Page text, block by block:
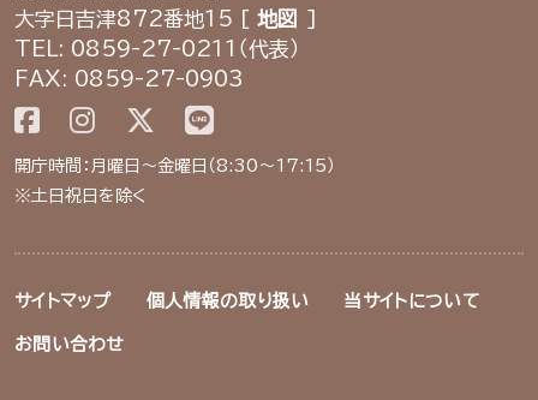
大字日吉津872番地15 [ 地図
]
TEL: 0859-27-0211（代表）
FAX: 0859-27-0903
開庁時間：月曜日～金曜日（8:30～17:15）
※土日祝日を除く
サイトマップ 個人情報の取り扱い 当サイトについて
お問い合わせ